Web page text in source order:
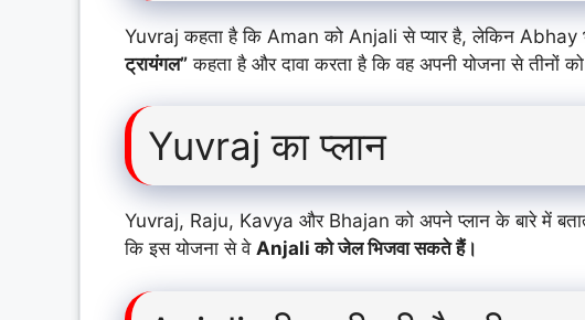
Yuvraj कहता है कि Aman को Anjali से प्यार है, लेकिन Abhay
ट्रायंगल” कहता है और दावा करता है कि वह अपनी योजना से तीनों
Yuvraj का प्लान
Yuvraj, Raju, Kavya और Bhajan को अपने प्लान के बारे में
कि इस योजना से वे Anjali को जेल भिजवा सकते हैं।